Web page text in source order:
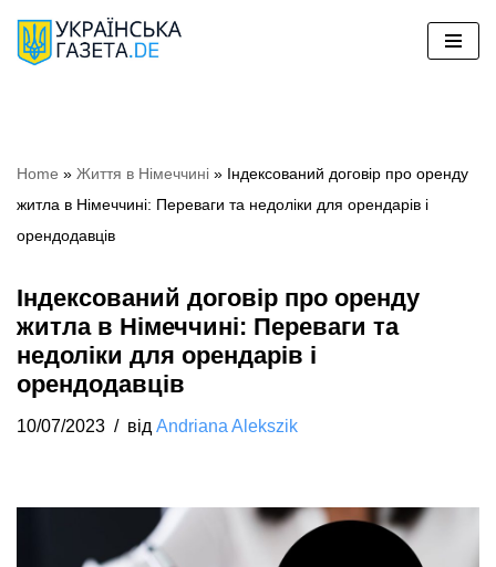
Перейти
Home » Життя в Німеччині » Індексований договір про оренду
житла в Німеччині: Переваги та недоліки для орендарів і
орендодавців
Індексований договір про оренду
житла в Німеччині: Переваги та
недоліки для орендарів і
орендодавців
10/07/2023 від Andriana Alekszik